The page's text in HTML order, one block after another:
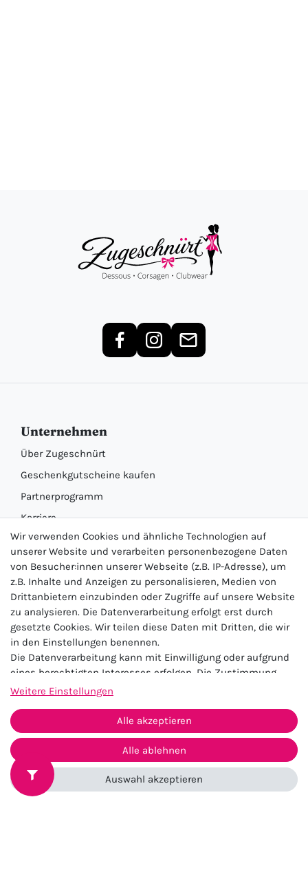
Unternehmen
Über Zugeschnürt
Geschenkgutscheine kaufen
Partnerprogramm
Karriere
Informationen
Unsere Marken
Umtausch & Retoure
Zahlung & Versand
Batterieentsorgung
Service
Newsletter
Wir verwenden Cookies und ähnliche Technologien auf
unserer Website und verarbeiten personenbezogene Daten
von Besucher:innen unserer Webseite (z.B. IP-Adresse), um
z.B. Inhalte und Anzeigen zu personalisieren, Medien von
Drittanbietern einzubinden oder Zugriffe auf unsere Website
zu analysieren. Die Datenverarbeitung erfolgt erst durch
gesetzte Cookies. Wir teilen diese Daten mit Dritten, die wir
in den Einstellungen benennen.
Die Datenverarbeitung kann mit Einwilligung oder aufgrund
eines berechtigten Interesses erfolgen. Die Zustimmung
kann erteilt oder abgelehnt werden. Es besteht das Recht,
Zeitpunkt zu ändern oder zu widerrufen. Beachten Sie unser
Impressumund weitere Hinweise zur Verwendung
personenbezogener Daten in unserer
Weitere Einstellungen
Alle akzeptieren
Alle ablehnen
Auswahl akzeptieren